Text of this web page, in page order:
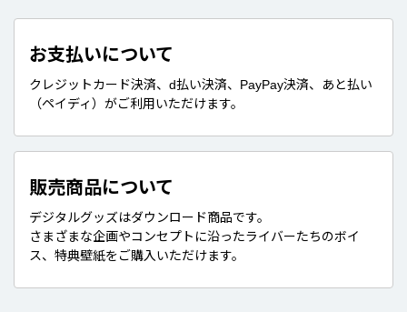
お支払いについて
クレジットカード決済、d払い決済、PayPay決済、あと払い
（ペイディ）がご利用いただけます。
販売商品について
デジタルグッズはダウンロード商品です。
さまざまな企画やコンセプトに沿ったライバーたちのボイ
ス、特典壁紙をご購入いただけます。